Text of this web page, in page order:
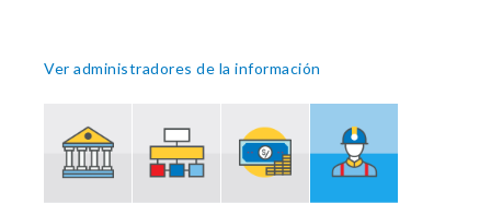
Ver administradores de la información